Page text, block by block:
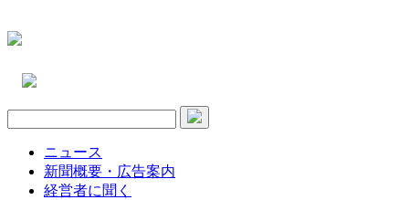
ニュース
新聞概要・広告案内
経営者に聞く